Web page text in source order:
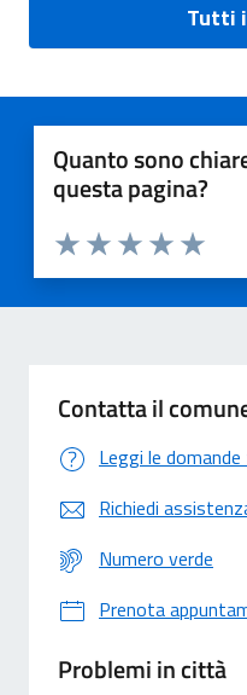
Tutti
Quanto sono
questa pagina?
Valuta
Valuta 4
Valuta 3 stelle
Valuta 2 stelle su 5
Valuta 1 stelle su 5
Contatta il
Leggi le
Richiedi
Numero verde
Prenota
Problemi in città